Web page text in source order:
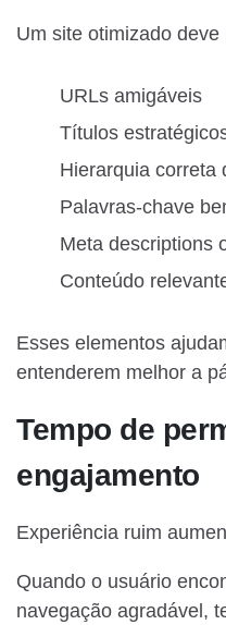
Um site otimizado deve
URLs amigáveis
Títulos
Hierarquia correta
Palavras-chave
Meta descriptions
Conteúdo
Esses elementos
entenderem melhor a
Tempo de
engajamento
Experiência ruim
Quando o usuário
navegação agradável,